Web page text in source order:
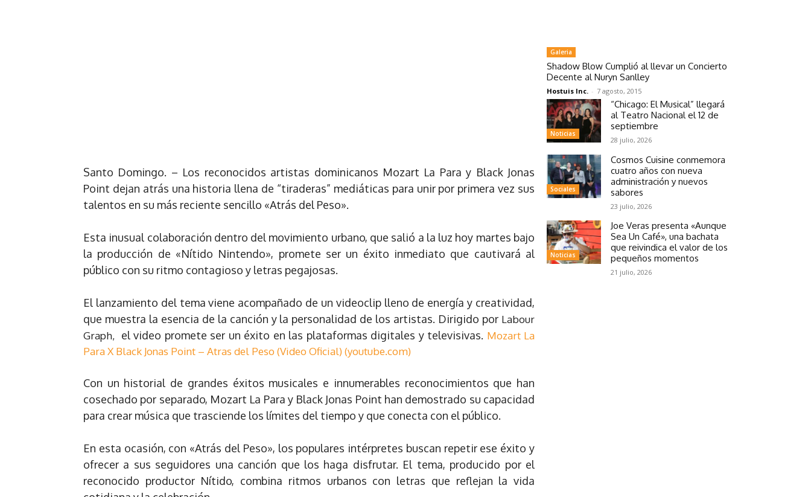
Santo Domingo. – Los reconocidos artistas dominicanos Mozart La Para y Black Jonas
Point dejan atrás una historia llena de “tiraderas” mediáticas para unir por primera vez sus
talentos en su más reciente sencillo «Atrás del Peso».
Esta inusual colaboración dentro del movimiento urbano, que salió a la luz hoy martes bajo
la producción de «Nítido Nintendo», promete ser un éxito inmediato que cautivará al
público con su ritmo contagioso y letras pegajosas.
El lanzamiento del tema viene acompañado de un videoclip lleno de energía y creatividad,
que muestra la esencia de la canción y la personalidad de los artistas. Dirigido por Labour
Graph, el video promete ser un éxito en las plataformas digitales y televisivas. Mozart La
Para X Black Jonas Point – Atras del Peso (Video Oficial) (youtube.com)
Con un historial de grandes éxitos musicales e innumerables reconocimientos que han
cosechado por separado, Mozart La Para y Black Jonas Point han demostrado su capacidad
para crear música que trasciende los límites del tiempo y que conecta con el público.
En esta ocasión, con «Atrás del Peso», los populares intérpretes buscan repetir ese éxito y
ofrecer a sus seguidores una canción que los haga disfrutar. El tema, producido por el
reconocido productor Nítido, combina ritmos urbanos con letras que reflejan la vida
Galeria
Shadow Blow Cumplió al llevar un Concierto
Decente al Nuryn Sanlley
Hostuis Inc. - 7 agosto, 2015
Noticias
“Chicago: El Musical” llegará
al Teatro Nacional el 12 de
septiembre
28 julio, 2026
Sociales
Cosmos Cuisine conmemora
cuatro años con nueva
administración y nuevos
sabores
23 julio, 2026
Noticias
Joe Veras presenta «Aunque
Sea Un Café», una bachata
que reivindica el valor de los
pequeños momentos
21 julio, 2026